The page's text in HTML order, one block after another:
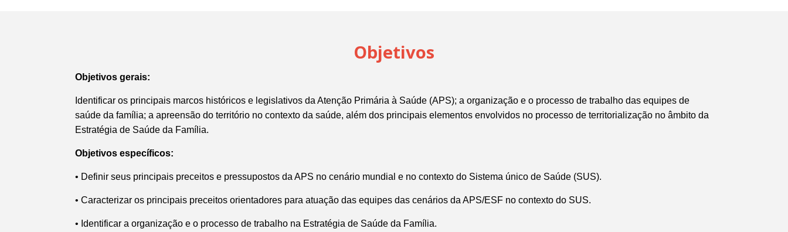
Objetivos
Objetivos gerais:
Identificar os principais marcos históricos e legislativos da Atenção Primária à Saúde (APS); a organização e o processo de trabalho das equipes de
saúde da família; a apreensão do território no contexto da saúde, além dos principais elementos envolvidos no processo de territorialização no âmbito da
Estratégia de Saúde da Família.
Objetivos específicos:
• Definir seus principais preceitos e pressupostos da APS no cenário mundial e no contexto do Sistema único de Saúde (SUS).
• Caracterizar os principais preceitos orientadores para atuação das equipes das cenários da APS/ESF no contexto do SUS.
• Identificar a organização e o processo de trabalho na Estratégia de Saúde da Família.